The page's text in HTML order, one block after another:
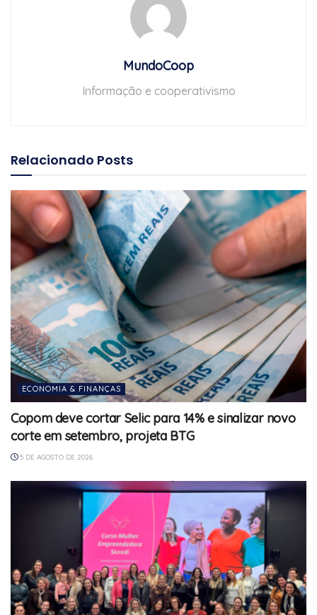
MundoCoop
Informação e cooperativismo
Relacionado Posts
ECONOMIA & FINANÇAS
Copom deve cortar Selic para 14% e sinalizar novo
corte em setembro, projeta BTG
5 DE AGOSTO DE 2026